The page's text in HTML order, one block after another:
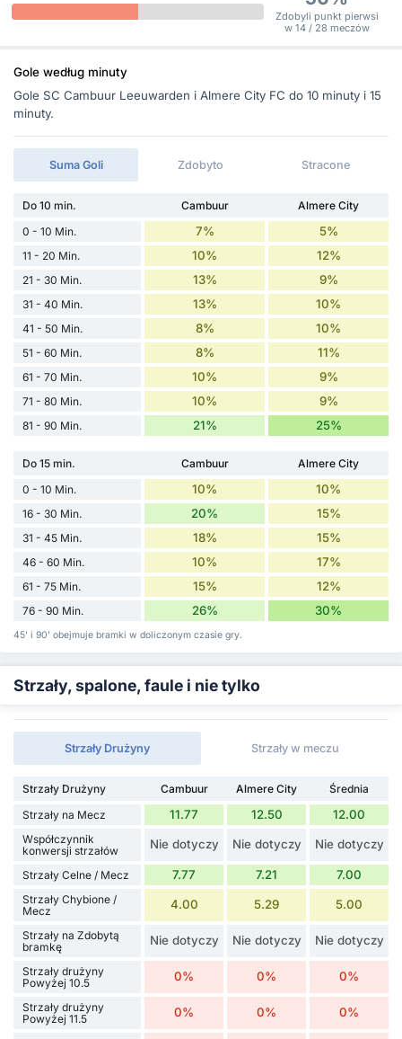
Zdobyli punkt pierwsi
w 14 / 28 meczów
Gole według minuty
Gole SC Cambuur Leeuwarden i Almere City FC do 10 minuty i 15
minuty.
Suma Goli Zdobyto Stracone
Do 10 min. Cambuur
Almere City
0 - 10 Min.
7% 5%
11 - 20 Min. 10% 12%
21 - 30 Min. 13% 9%
31 - 40 Min. 13% 10%
41 - 50 Min. 8% 10%
51 - 60 Min. 8% 11%
61 - 70 Min. 10% 9%
71 - 80 Min. 10% 9%
81 - 90 Min. 21% 25%
Do 15 min. Cambuur
Almere City
0 - 10 Min.
10% 10%
16 - 30 Min. 20% 15%
31 - 45 Min. 18% 15%
46 - 60 Min. 10% 17%
61 - 75 Min. 15% 12%
76 - 90 Min. 26% 30%
45' i 90' obejmuje bramki w doliczonym czasie gry.
Strzały, spalone, faule i nie tylko
Strzały Drużyny Strzały w meczu
Strzały Drużyny Cambuur Almere City
Średnia
Strzały na Mecz
11.77 12.50 12.00
Współczynnik
konwersji strzałów
Nie dotyczy Nie dotyczy Nie dotyczy
Strzały Celne / Mecz 7.77 7.21 7.00
Strzały Chybione /
Mecz
4.00 5.29 5.00
Strzały na Zdobytą
bramkę
Nie dotyczy Nie dotyczy Nie dotyczy
Strzały drużyny
Powyżej 10.5
0% 0% 0%
Strzały drużyny
Powyżej 11.5
0% 0% 0%